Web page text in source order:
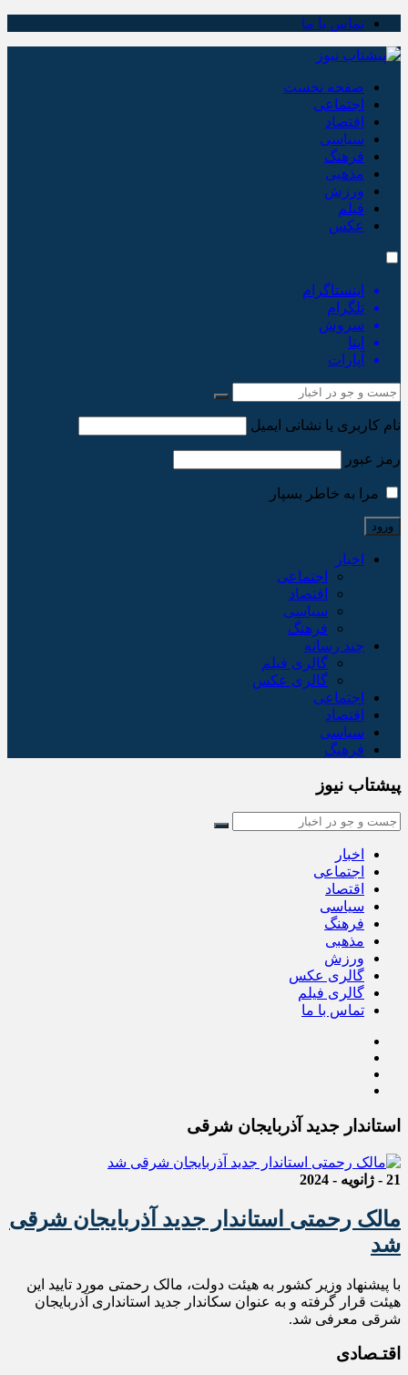
تماس با ما
صفحه نخست
اجتماعی
اقتصاد
سیاسی
فرهنگ
مذهبی
ورزش
فیلم
عکس
اینستاگرام
تلگرام
سروش
ایتا
آپارات
نام کاربری یا نشانی ایمیل
رمز عبور
مرا به خاطر بسپار
اخبار
اجتماعی
اقتصاد
سیاسی
فرهنگ
چند رسانه
گالری فیلم
گالری عکس
اجتماعی
اقتصاد
سیاسی
فرهنگ
پیشتاب نیوز
اخبار
اجتماعی
اقتصاد
سیاسی
فرهنگ
مذهبی
ورزش
گالری عکس
گالری فیلم
تماس با ما
استاندار جدید آذربایجان شرقی
21 - ژانویه - 2024
مالک رحمتی استاندار جدید آذربایجان شرقی
شد
با پیشنهاد وزیر کشور به هیئت دولت، مالک رحمتی مورد تایید این
هیئت قرار گرفته و به عنوان سکاندار جدید استانداری آذربایجان
شرقی معرفی شد.
اقتـصادی